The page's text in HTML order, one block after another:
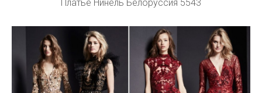
Платье Нинель Белоруссия 5543